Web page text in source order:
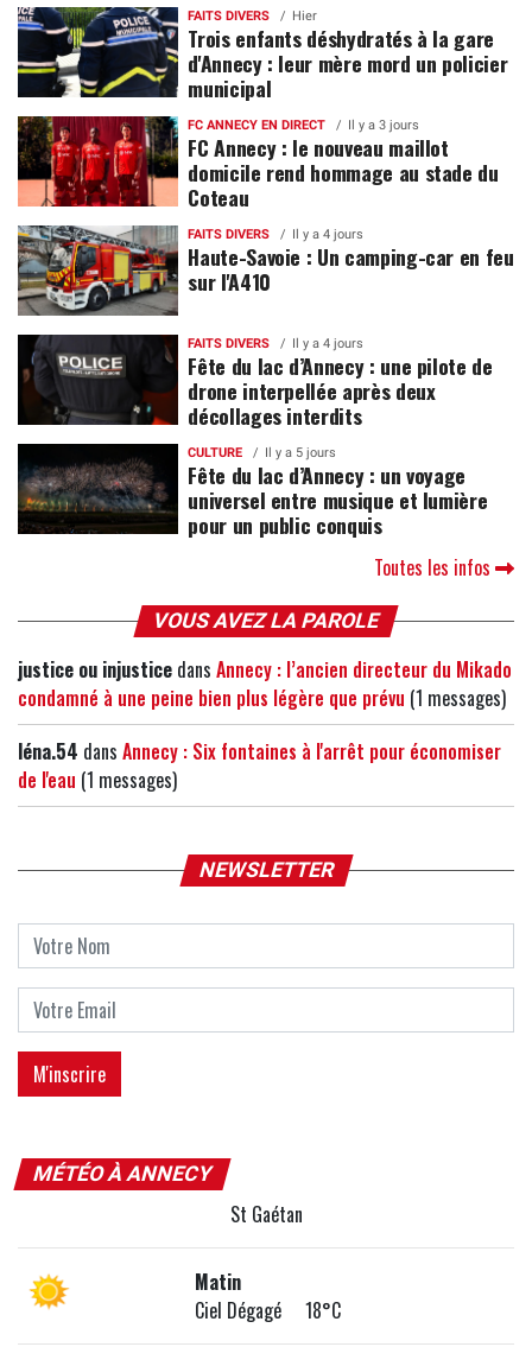
FAITS DIVERS Hier
Trois enfants déshydratés à la gare
d'Annecy : leur mère mord un policier
municipal
FC ANNECY EN DIRECT Il y a 3 jours
FC Annecy : le nouveau maillot
domicile rend hommage au stade du
Coteau
FAITS DIVERS Il y a 4 jours
Haute-Savoie : Un camping-car en feu
sur l'A410
FAITS DIVERS Il y a 4 jours
Fête du lac d’Annecy : une pilote de
drone interpellée après deux
décollages interdits
CULTURE Il y a 5 jours
Fête du lac d’Annecy : un voyage
universel entre musique et lumière
pour un public conquis
Toutes les infos
VOUS AVEZ LA PAROLE
justice ou injustice dans Annecy : l’ancien directeur du Mikado
condamné à une peine bien plus légère que prévu (1 messages)
léna.54 dans Annecy : Six fontaines à l'arrêt pour économiser
de l'eau (1 messages)
NEWSLETTER
MÉTÉO À ANNECY
St Gaétan
Matin
Ciel Dégagé 18°C